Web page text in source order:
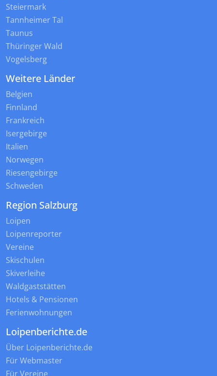
Steiermark
Tannheimer Tal
Taunus
Thüringer Wald
Vogelsberg
Weitere Länder
Belgien
Finnland
Frankreich
Isergebirge
Italien
Norwegen
Riesengebirge
Schweden
Region Salzburg
Loipen
Loipenreporter
Vereine
Skischulen
Skiverleihe
Waldgaststätten
Hotels & Pensionen
Ferienwohnungen
Loipenberichte.de
Über Loipenberichte.de
Für Webmaster
Für Vereine